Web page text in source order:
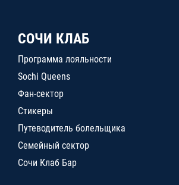
СОЧИ КЛАБ
Программа лояльности
Sochi Queens
Фан-сектор
Стикеры
Путеводитель болельщика
Семейный сектор
Сочи Клаб Бар